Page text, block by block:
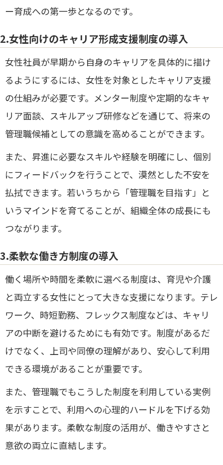
ー育成への第一歩となるのです。
2.女性向けのキャリア形成支援制度の導入
女性社員が早期から自身のキャリアを具体的に描け
るようにするには、女性を対象としたキャリア支援
の仕組みが必要です。メンター制度や定期的なキャ
リア面談、スキルアップ研修などを通じて、将来の
管理職候補としての意識を高めることができます。
また、昇進に必要なスキルや経験を明確にし、個別
にフィードバックを行うことで、漠然とした不安を
払拭できます。若いうちから「管理職を目指す」と
いうマインドを育てることが、組織全体の成長にも
つながります。
3.柔軟な働き方制度の導入
働く場所や時間を柔軟に選べる制度は、育児や介護
と両立する女性にとって大きな支援になります。テレ
ワーク、時短勤務、フレックス制度などは、キャリ
アの中断を避けるためにも有効です。制度があるだ
けでなく、上司や同僚の理解があり、安心して利用
できる環境があることが重要です。
また、管理職でもこうした制度を利用している実例
を示すことで、利用への心理的ハードルを下げる効
果があります。柔軟な制度の活用が、働きやすさと
意欲の両立に直結します。